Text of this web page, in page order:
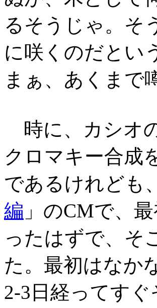
るそうじゃ。そ
に咲くのだとい
まぁ、あくまで
時に、カシオ
クロマキー合成
であるけれども
編 」のCMで、
ったはずで、そ
た。最初はなか
2-3日経ってす